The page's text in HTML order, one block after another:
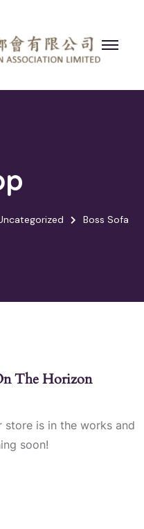
Boss Sofa
The Horizon
store is in the works and
soon!